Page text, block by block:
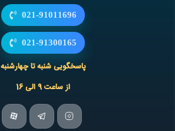
امتیاز شما
021-91011696
021-91300165
پاسخگویی شنبه تا چهارشنبه
از ساعت 9 الی 16